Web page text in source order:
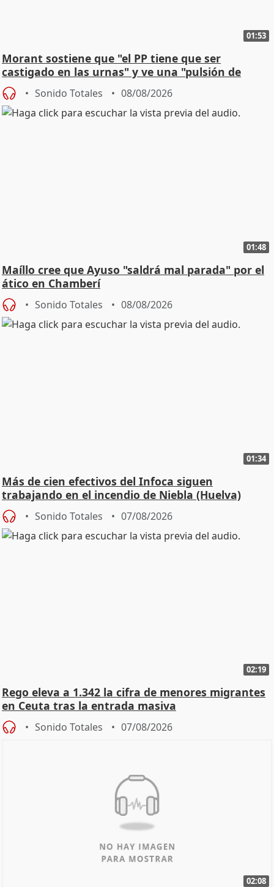
01:53
Morant sostiene que "el PP tiene que ser
castigado en las urnas" y ve una "pulsión de
cambio"
Sonido Totales 08/08/2026
01:48
Maíllo cree que Ayuso "saldrá mal parada" por el
ático en Chamberí
Sonido Totales 08/08/2026
01:34
Más de cien efectivos del Infoca siguen
trabajando en el incendio de Niebla (Huelva)
Sonido Totales 07/08/2026
02:19
Rego eleva a 1.342 la cifra de menores migrantes
en Ceuta tras la entrada masiva
Sonido Totales 07/08/2026
02:08